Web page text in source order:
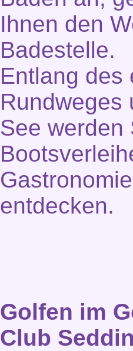
Ihnen den
Badestelle.
Entlang des
Rundweges
See werden
entdecken.
Golfen im
Club